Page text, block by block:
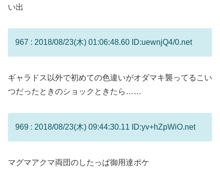
い出
967 : 2018/08/23(木) 01:06:48.60 ID:uewnjQ4/0.net
ギャラドス以外で初めての色違いがオダマキ襲ってるこい
つだったときのショックときたら……
969 : 2018/08/23(木) 09:44:30.11 ID:yv+hZpWiO.net
マグマアクマ両団のしたっぱ御用達ポケ